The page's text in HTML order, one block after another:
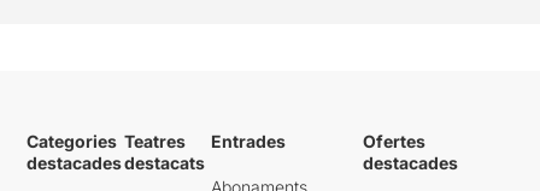
Categories
destacades
Teatres
destacats
Entrades
Ofertes
destacades